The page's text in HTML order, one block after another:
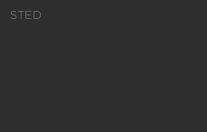
STED